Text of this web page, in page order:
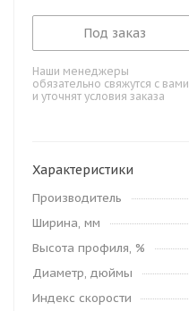
Под заказ
Наши менеджеры
обязательно свяжутся с вами
и уточнят условия заказа
Характеристики
Производитель
Ширина, мм
Высота профиля, %
Диаметр, дюймы
Индекс скорости